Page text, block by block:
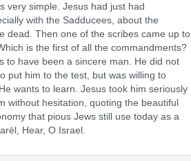
very simple. Jesus had just had
with the Sadducees, about the
dead. Then one of the scribes came up to
is the first of all the commandments?
to have been a sincere man. He did not
put him to the test, but was willing to
wants to learn. Jesus took him seriously
without hesitation, quoting the beautiful
that pious Jews still use today as a
Hear, O Israel.